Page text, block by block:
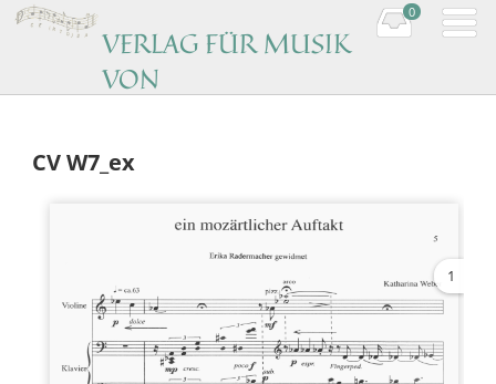
VERLAG FÜR MUSIK
VON
0
CV W7_ex
1